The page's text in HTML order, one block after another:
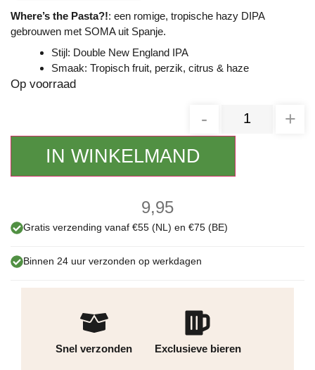
Where’s the Pasta?!: een romige, tropische hazy DIPA
gebrouwen met SOMA uit Spanje.
Stijl: Double New England IPA
Smaak: Tropisch fruit, perzik, citrus & haze
Op voorraad
-
+
IN WINKELMAND
9,95
Gratis verzending vanaf €55 (NL) en €75 (BE)
Binnen 24 uur verzonden op werkdagen
Snel verzonden Exclusieve bieren